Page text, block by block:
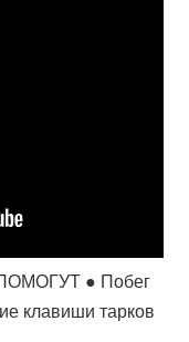
● Побег
клавиши тарков